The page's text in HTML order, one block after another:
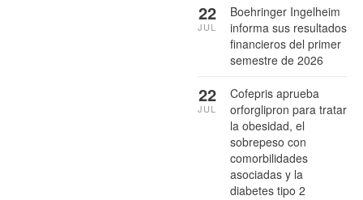
Boehringer Ingelheim
informa sus resultados
financieros del primer
semestre de 2026
22
JUL
Cofepris aprueba
orforglipron para tratar
la obesidad, el
sobrepeso con
comorbilidades
asociadas y la
diabetes tipo 2
22
JUL